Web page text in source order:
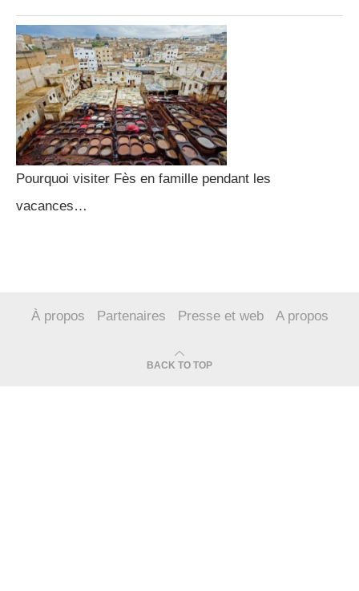
Pourquoi visiter Fès en famille pendant les
vacances…
À propos Partenaires Presse et web A propos
BACK TO TOP